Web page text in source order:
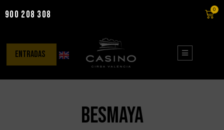
contenido
900 208 308 0
entradas
Besmaya